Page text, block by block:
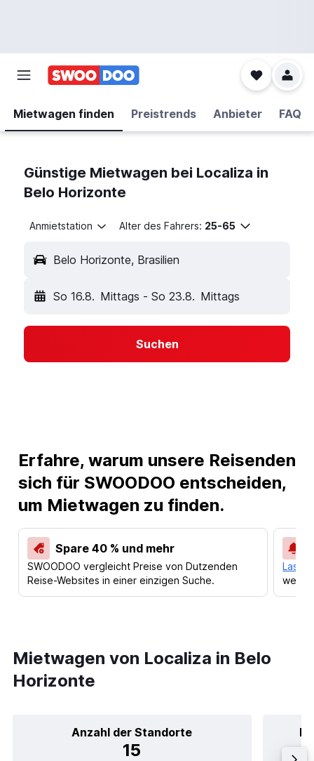
Mietwagen finden Preistrends Anbieter FAQ
Günstige Mietwagen bei Localiza in
Belo Horizonte
Anmietstation Alter des Fahrers: 25-65
Belo Horizonte, Brasilien
So 16.8. Mittags - So 23.8. Mittags
Suchen
Erfahre, warum unsere Reisenden
sich für SWOODOO entscheiden,
um Mietwagen zu finden.
Spare 40 % und mehr
SWOODOO vergleicht Preise von Dutzenden
Reise-Websites in einer einzigen Suche.
Lass
Mietwagen von Localiza in Belo
Horizonte
Anzahl der Standorte
15